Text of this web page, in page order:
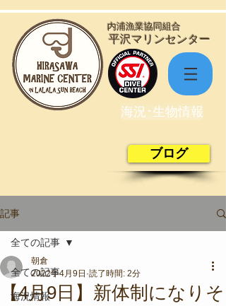
​平沢マリンセンター
​内浦漁業協同組合
海況･生物情報
ブログ
記事
全ての記事
海況情報
全ての記事
【4月9日】新体制になりそ
朝倉
2022年4月9日 読了時間: 2分